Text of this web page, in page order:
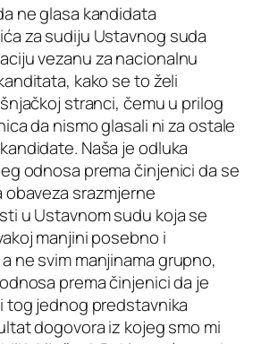
ne glasa kandidata
za sudiju Ustavnog suda
vezanu za nacionalnu
kako se to želi
stranci, čemu u prilog
da nismo glasali ni za ostale
Naša je odluka
odnosa prema činjenici da se
obaveza srazmjerne
u Ustavnom sudu koja se
manjini posebno i
ne svim manjinama grupno,
prema činjenici da je
tog jednog predstavnika
dogovora iz kojeg smo mi